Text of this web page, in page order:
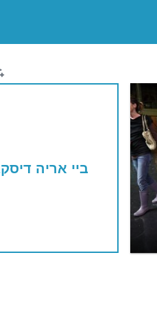
ביי אריה